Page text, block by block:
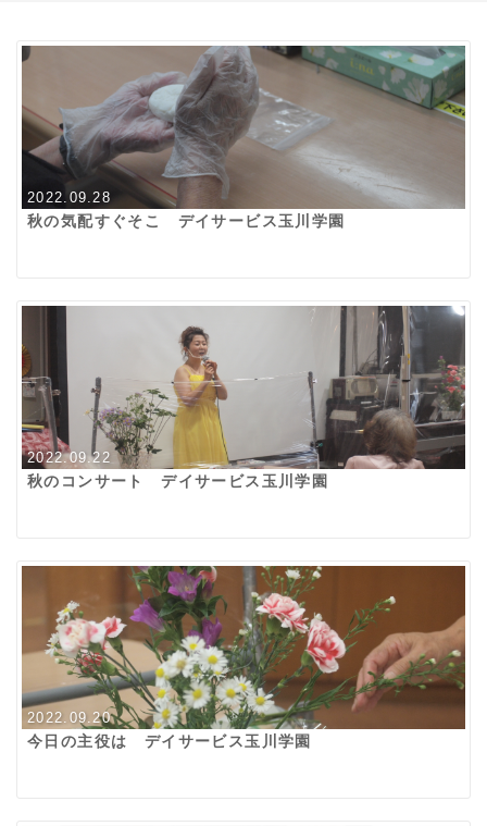
2022.09.28
秋の気配すぐそこ デイサービス玉川学園
2022.09.22
秋のコンサート デイサービス玉川学園
2022.09.20
今日の主役は デイサービス玉川学園